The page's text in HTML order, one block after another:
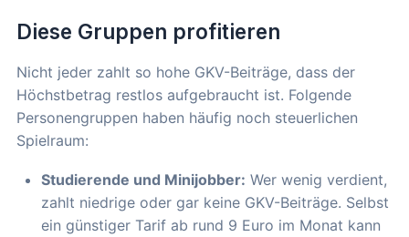
Diese Gruppen profitieren
Nicht jeder zahlt so hohe GKV-Beiträge, dass der
Höchstbetrag restlos aufgebraucht ist. Folgende
Personengruppen haben häufig noch steuerlichen
Spielraum:
Studierende und Minijobber: Wer wenig verdient,
zahlt niedrige oder gar keine GKV-Beiträge. Selbst
ein günstiger Tarif ab rund 9 Euro im Monat kann